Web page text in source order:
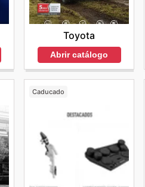
Toyota
Abrir catálogo
Caducado